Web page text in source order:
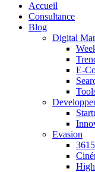
Accueil
Consultance
Blog
Digital
E-
Evasion